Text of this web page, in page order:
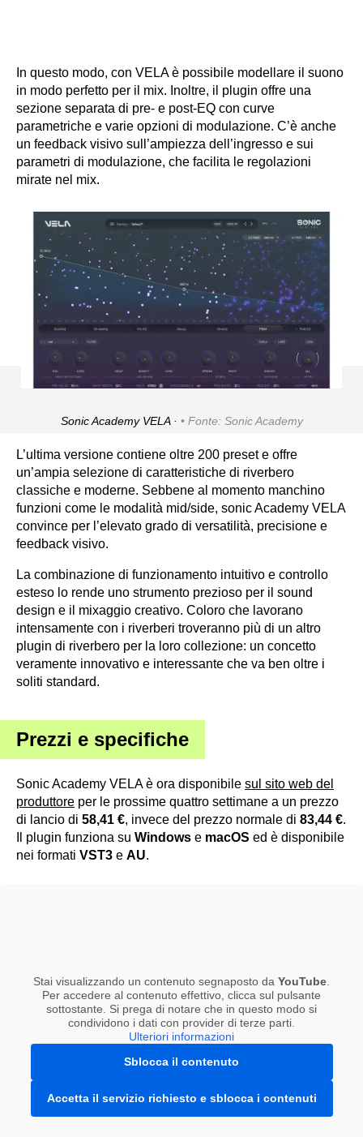
In questo modo, con VELA è possibile modellare il suono
in modo perfetto per il mix. Inoltre, il plugin offre una
sezione separata di pre- e post-EQ con curve
parametriche e varie opzioni di modulazione. C’è anche
un feedback visivo sull’ampiezza dell’ingresso e sui
parametri di modulazione, che facilita le regolazioni
mirate nel mix.
Sonic Academy VELA · Fonte: Sonic Academy
L’ultima versione contiene oltre 200 preset e offre
un’ampia selezione di caratteristiche di riverbero
classiche e moderne. Sebbene al momento manchino
funzioni come le modalità mid/side, sonic Academy VELA
convince per l’elevato grado di versatilità, precisione e
feedback visivo.
La combinazione di funzionamento intuitivo e controllo
esteso lo rende uno strumento prezioso per il sound
design e il mixaggio creativo. Coloro che lavorano
intensamente con i riverberi troveranno più di un altro
plugin di riverbero per la loro collezione: un concetto
veramente innovativo e interessante che va ben oltre i
soliti standard.
Prezzi e specifiche
Sonic Academy VELA è ora disponibile sul sito web del
produttore per le prossime quattro settimane a un prezzo
di lancio di 58,41 €, invece del prezzo normale di 83,44 €.
Il plugin funziona su Windows e macOS ed è disponibile
nei formati VST3 e AU.
Stai visualizzando un contenuto segnaposto da YouTube
Per accedere al contenuto effettivo, clicca sul pulsante
sottostante. Si prega di notare che in questo modo si
condividono i dati con provider di terze parti.
Ulteriori informazioni
Sblocca il contenuto
Accetta il servizio richiesto e sblocca i contenuti